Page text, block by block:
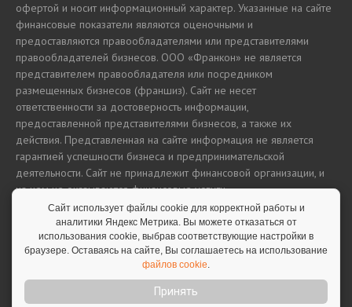
офертой и носит информационный характер. Указанные на сайте
финансовые показатели являются оценочными и
предоставляются правообладателями или представителями
правообладателей бизнесов. ООО «Франкон» не является
представителем правообладателя или посредником
размещенных бизнесов (франшиз). Сайт не несет
ответственности за достоверность информации,
предоставленной представителями бизнесов, а также их
действия. Представленная на сайте информация не является
гарантией успешности бизнеса и предпринимательской
деятельности. Сайт не принадлежит финансовой организации, и
на нем не оказываются финансовые услуги.
Полная версия сайта
Сайт использует файлы cookie для корректной работы и
аналитики Яндекс Метрика. Вы можете отказаться от
использования cookie, выбрав соответствующие настройки в
браузере. Оставаясь на сайте, Вы соглашаетесь на использование
файлов cookie.
Принять